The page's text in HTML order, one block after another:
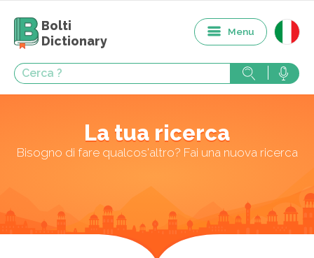
Bolti
Dictionary
Menu
La tua ricerca
Bisogno di fare qualcos'altro? Fai una nuova ricerca